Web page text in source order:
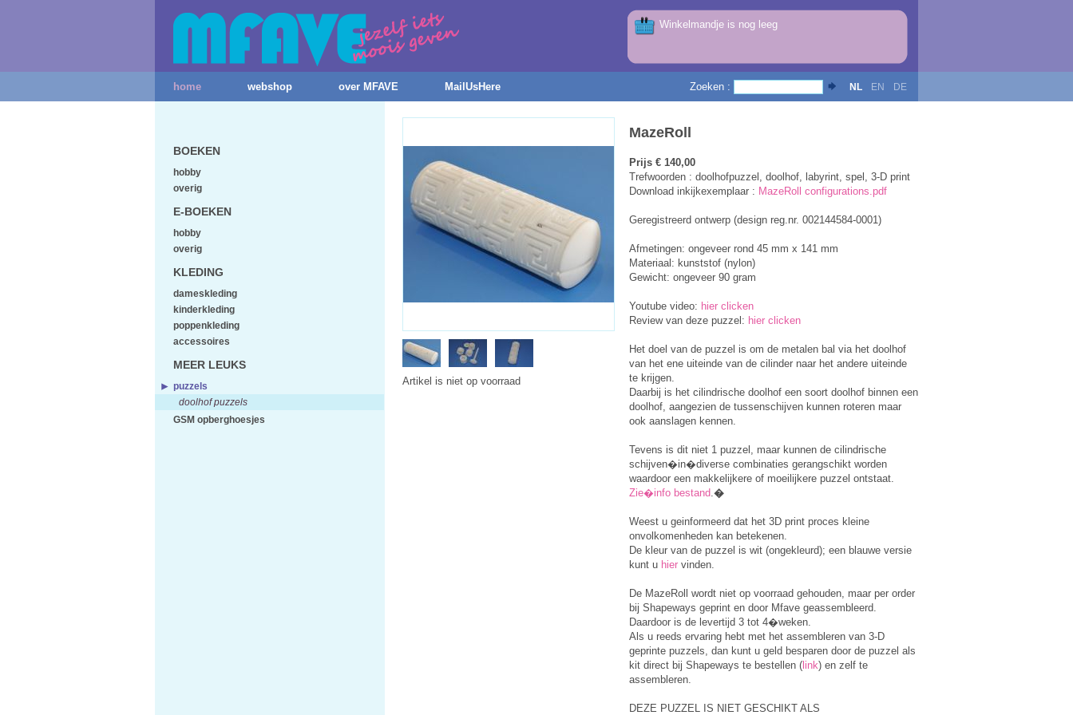
Winkelmandje is nog leeg
home webshop over MFAVE MailUsHere NL EN DE
Zoeken :
Artikel is niet op voorraad
MazeRoll
Prijs € 140,00
Trefwoorden : doolhofpuzzel, doolhof, labyrint, spel, 3-D print
Download inkijkexemplaar : MazeRoll configurations.pdf
Geregistreerd ontwerp (design reg.nr. 002144584-0001)
Afmetingen: ongeveer rond 45 mm x 141 mm
Materiaal: kunststof (nylon)
Gewicht: ongeveer 90 gram
Youtube video: hier clicken
Review van deze puzzel: hier clicken
Het doel van de puzzel is om de metalen bal via het doolhof
van het ene uiteinde van de cilinder naar het andere uiteinde
te krijgen.
Daarbij is het cilindrische doolhof een soort doolhof binnen een
doolhof, aangezien de tussenschijven kunnen roteren maar
ook aanslagen kennen.
Tevens is dit niet 1 puzzel, maar kunnen de cilindrische
schijven�in�diverse combinaties gerangschikt worden
waardoor een makkelijkere of moeilijkere puzzel ontstaat.
Zie�info bestand.�
Weest u geinformeerd dat het 3D print proces kleine
onvolkomenheden kan betekenen.
De kleur van de puzzel is wit (ongekleurd); een blauwe versie
kunt u hier vinden.
De MazeRoll wordt niet op voorraad gehouden, maar per order
bij Shapeways geprint en door Mfave geassembleerd.
Daardoor is de levertijd 3 tot 4�weken.
Als u reeds ervaring hebt met het assembleren van 3-D
geprinte puzzels, dan kunt u geld besparen door de puzzel als
kit direct bij Shapeways te bestellen ( link) en zelf te
assembleren.
DEZE PUZZEL IS NIET GESCHIKT ALS
BOEKEN
hobby
overig
E-BOEKEN
hobby
overig
KLEDING
dameskleding
kinderkleding
poppenkleding
accessoires
MEER LEUKS
puzzels
doolhof puzzels
GSM opberghoesjes